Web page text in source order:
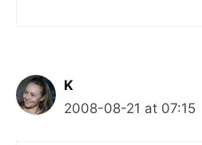
K
2008-08-21 at 07:15